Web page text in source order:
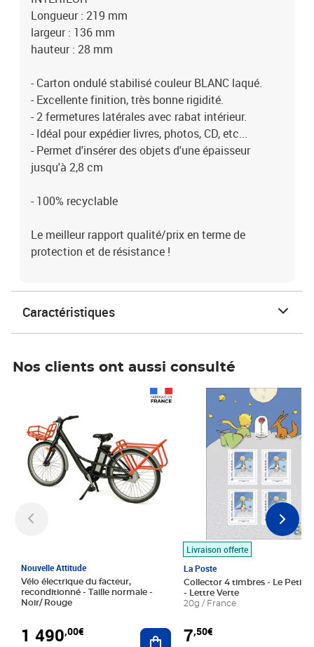
Longueur : 219 mm
largeur : 136 mm
hauteur : 28 mm
- Carton ondulé stabilisé couleur BLANC laqué.
- Excellente finition, très bonne rigidité.
- 2 fermetures latérales avec rabat intérieur.
- Idéal pour expédier livres, photos, CD, etc...
- Permet d'insérer des objets d'une épaisseur
jusqu'à 2,8 cm
- 100% recyclable
Le meilleur rapport qualité/prix en terme de
protection et de résistance !
Caractéristiques
Nos clients ont aussi consulté
Nouvelle Attitude
Vélo électrique du facteur,
reconditionné - Taille normale -
Noir/ Rouge
1 490,00€ Ajouter au panier
Livraison offerte
La Poste
Collector 4 timbres - Le Petit
- Lettre Verte
20g / France
7,50€
Prix 7,50€